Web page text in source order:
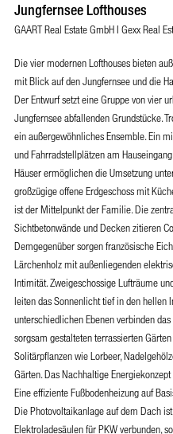
Jungfernsee Lofthouses
GAART Real Estate GmbH I Gexx Real
Die vier modernen Lofthouses bieten
mit Blick auf den Jungfernsee und die
Der Entwurf setzt eine Gruppe von vier
Jungfernsee abfallenden Grundstücke.
ein außergewöhnliches Ensemble. Ein
und Fahrradstellplätzen am
Häuser ermöglichen die Umsetzung
großzügige offene Erdgeschoss mit
ist der Mittelpunkt der Familie. Die
Sichtbetonwände und Decken zitieren
Demgegenüber sorgen französische
Lärchenholz mit außenliegenden
Intimität. Zweigeschossige Lufträume
leiten das Sonnenlicht tief in den hellen
unterschiedlichen Ebenen verbinden
sorgsam gestalteten terrassierten
Solitärpflanzen wie Lorbeer,
Gärten. Das Nachhaltige
Eine effiziente Fußbodenheizung auf
Die Photovoltaikanlage auf dem Dach
Elektroladesäulen für PKW verbunden,